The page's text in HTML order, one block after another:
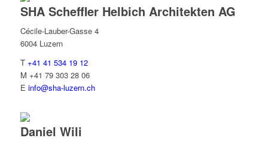
SHA Scheffler Helbich Architekten AG
Cécile-Lauber-Gasse 4
6004 Luzern
T +41 41 534 19 12
M +41 79 303 28 06
E info@sha-luzern.ch
Daniel Wili